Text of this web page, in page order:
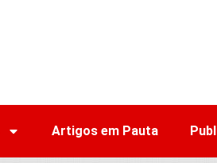
Artigos em Pauta